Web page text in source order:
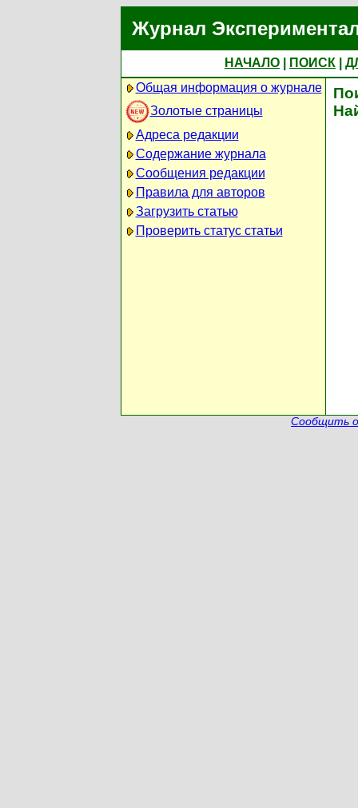
Журнал
НАЧАЛО ПОИСК
Общая информация о журнале
Золотые страницы
Адреса редакции
Содержание журнала
Сообщения редакции
Правила для авторов
Загрузить статью
Проверить статус статьи
Сообщить о